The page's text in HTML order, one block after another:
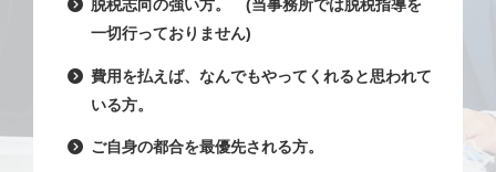
脱税志向の強い方。 (当事務所では脱税指導を
一切行っておりません)
費用を払えば、なんでもやってくれると思われて
いる方。
ご自身の都合を最優先される方。